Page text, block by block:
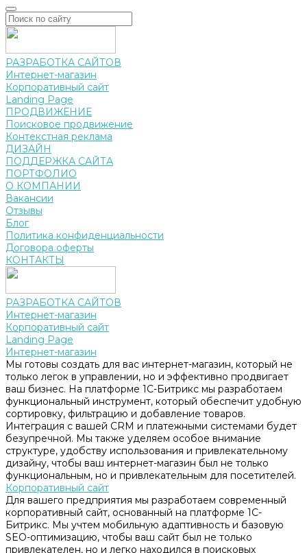
РАЗРАБОТКА САЙТОВ
Интернет-магазин
Корпоративный сайт
Landing Page
ПРОДВИЖЕНИЕ
Поисковое продвижение
Контекстная реклама
ДИЗАЙН
ПОДДЕРЖКА САЙТА
ПОРТФОЛИО
О КОМПАНИИ
Вакансии
Отзывы
Блог
Политика конфиденциальности
Договора оферты
КОНТАКТЫ
РАЗРАБОТКА САЙТОВ
Интернет-магазин
Корпоративный сайт
Landing Page
Интернет-магазин
Мы готовы создать для вас интернет-магазин, который не
только легок в управлении, но и эффективно продвигает
ваш бизнес. На платформе 1С-Битрикс мы разработаем
функциональный инструмент, который обеспечит удобную
сортировку, фильтрацию и добавление товаров.
Интеграция с вашей CRM и платежными системами будет
безупречной. Мы также уделяем особое внимание
структуре, удобству использования и привлекательному
дизайну, чтобы ваш интернет-магазин был не только
функциональным, но и привлекательным для посетителей.
Корпоративный сайт
Для вашего предприятия мы разработаем современный
корпоративный сайт, основанный на платформе 1С-
Битрикс. Мы учтем мобильную адаптивность и базовую
SEO-оптимизацию, чтобы ваш сайт был не только
привлекателен, но и легко находился в поисковых